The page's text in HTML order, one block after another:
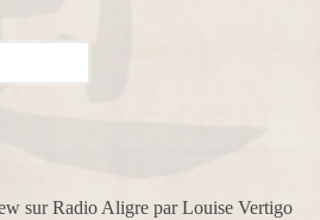
sur Radio Aligre par Louise Vertigo